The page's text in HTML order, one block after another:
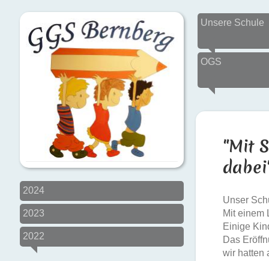
2024
2023
2022
Unsere Schule
OGS
"Mit
Unser
Mit einem
Einige
Das
wir hatten